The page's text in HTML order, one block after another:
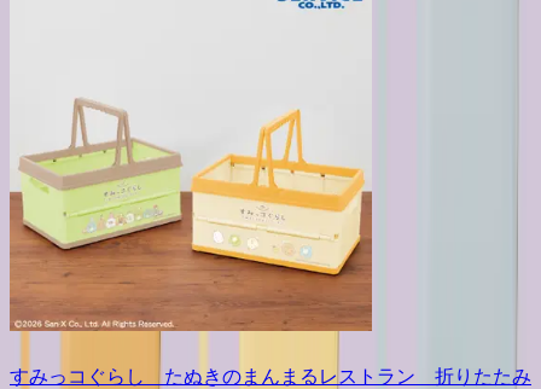
すみっコぐらし たぬきのまんまるレストラン 折りたたみ